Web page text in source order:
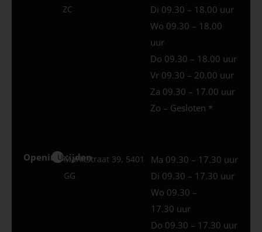
ZC
Di 09.30 – 18.00 uur
Wo 09.30 – 18.00
uur
Do 09.30 – 18.00 uur
Vr 09.30 – 20.00 uur
Za 09.30 – 17.00 uur
Zo – Gesloten *
Openingstijden
Uden
Marktstraat 39, 5401
GG
Ma 09.30 – 17.30 uur
Di 09.30 – 17.30 uur
Wo 09.30 –
17.30 uur
Do 09.30 – 17.30 uur